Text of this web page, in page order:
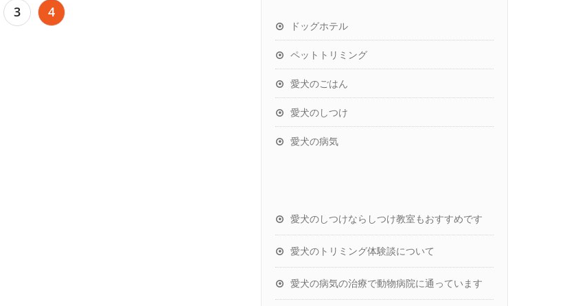
3 4
ドッグホテル
ペットトリミング
愛犬のごはん
愛犬のしつけ
愛犬の病気
愛犬のしつけならしつけ教室もおすすめです
愛犬のトリミング体験談について
愛犬の病気の治療で動物病院に通っています